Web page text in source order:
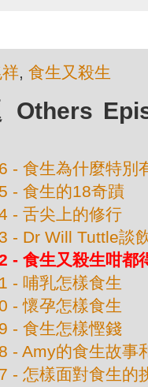
, 食生又殺生
Others
- 食生為什麼特別
- 食生的18奇蹟
- 舌尖上的修行
- Dr Will Tuttle談
- 食生又殺生咁都
- 哺乳怎樣食生
- 懷孕怎樣食生
- 食生怎樣慳錢
- Amy的食生故事
- 怎樣面對食生的